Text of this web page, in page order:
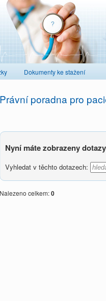
Dokumenty ke stažení
Právní poradna pro
Nyní máte zobrazeny
Vyhledat v těchto dotazech:
Nalezeno celkem:0